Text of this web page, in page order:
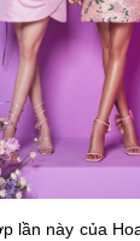
lần này của